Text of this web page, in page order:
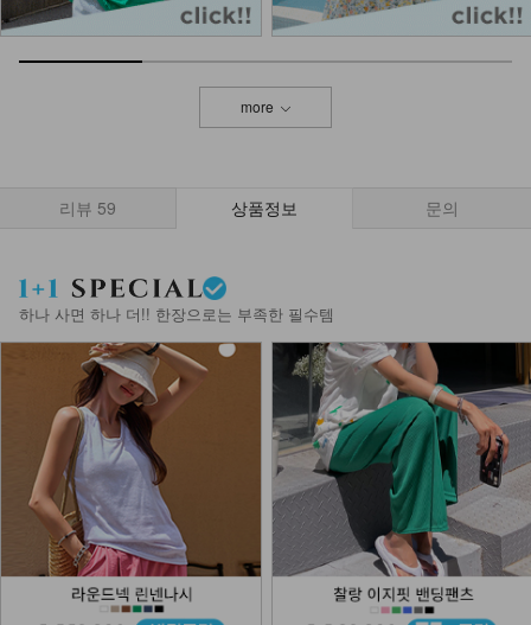
more
리뷰 59 상품정보 문의
하나 사면 하나 더!! 한장으로는 부족한 필수템